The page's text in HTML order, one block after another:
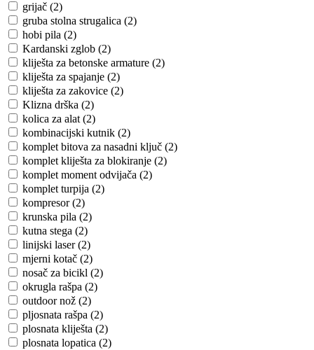
grijač (2)
gruba stolna strugalica (2)
hobi pila (2)
Kardanski zglob (2)
kliješta za betonske armature (2)
kliješta za spajanje (2)
kliješta za zakovice (2)
Klizna drška (2)
kolica za alat (2)
kombinacijski kutnik (2)
komplet bitova za nasadni ključ (2)
komplet kliješta za blokiranje (2)
komplet moment odvijača (2)
komplet turpija (2)
kompresor (2)
krunska pila (2)
kutna stega (2)
linijski laser (2)
mjerni kotač (2)
nosač za bicikl (2)
okrugla rašpa (2)
outdoor nož (2)
pljosnata rašpa (2)
plosnata kliješta (2)
plosnata lopatica (2)